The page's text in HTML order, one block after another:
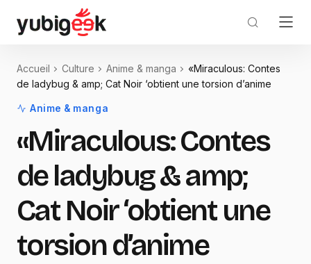
Accueil Culture Anime & manga
«Miraculous: Contes
de ladybug & amp; Cat Noir ‘obtient une torsion d’anime
Anime & manga
«Miraculous: Contes
de ladybug & amp;
Cat Noir ‘obtient une
torsion d’anime